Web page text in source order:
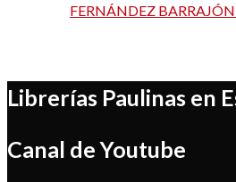
FERNÁNDEZ BARRAJÓN
Librerías Paulinas en
Canal de Youtube